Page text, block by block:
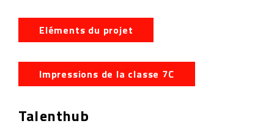
Eléments du projet
Impressions de la classe 7C
Talenthub